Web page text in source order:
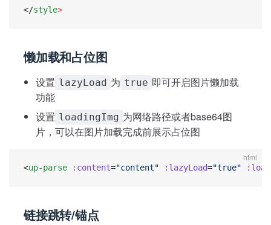
</style>
懒加载和占位图
设置 lazyLoad 为 true 即可开启图片懒加载
功能
设置 loadingImg 为网络路径或者base64图
片，可以在图片加载完成前展示占位图
html
<up-parse :content="content" :lazyLoad="true"
链接跳转/锚点